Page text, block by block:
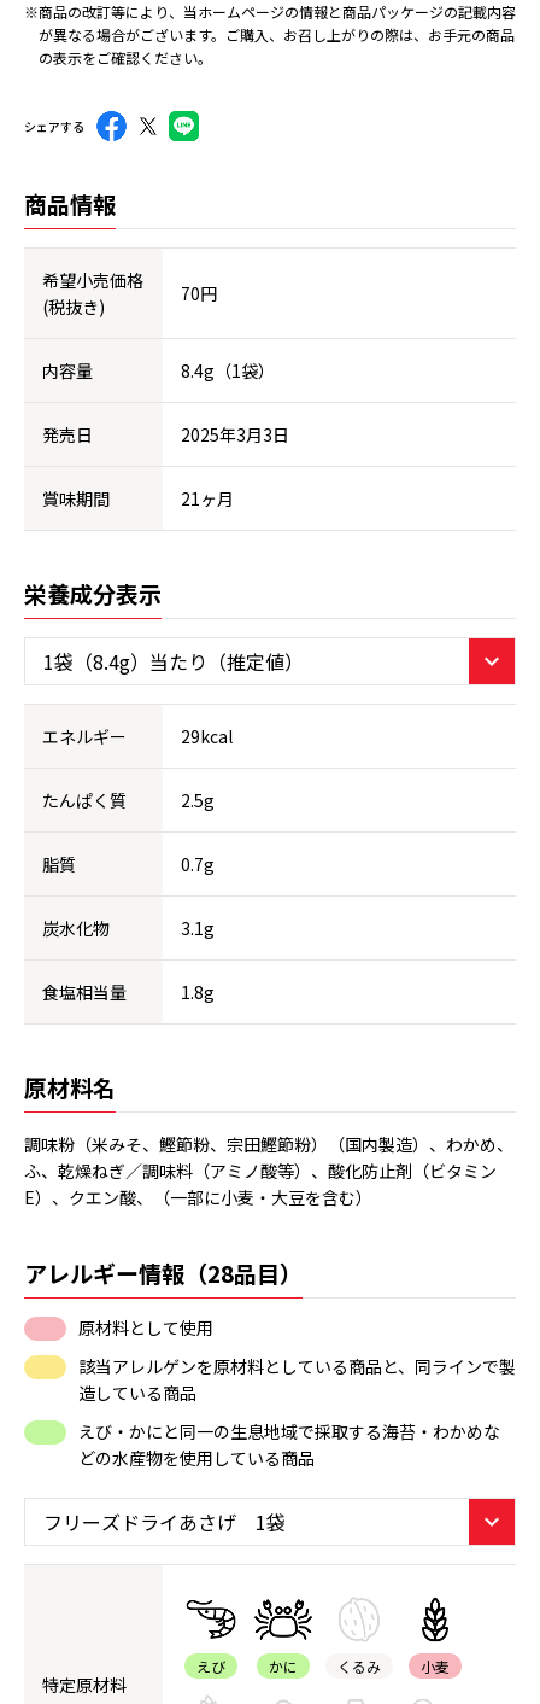
※商品の改訂等により、当ホームページの情報と商品パッケージの記載内容
が異なる場合がございます。ご購入、お召し上がりの際は、お手元の商品
の表示をご確認ください。
シェアする
商品情報
希望小売価格
(税抜き)
70円
内容量 8.4g（1袋）
発売日 2025年3月3日
賞味期間 21ヶ月
栄養成分表示
エネルギー 29kcal
たんぱく質 2.5g
脂質 0.7g
炭水化物 3.1g
食塩相当量 1.8g
原材料名
調味粉（米みそ、鰹節粉、宗田鰹節粉）（国内製造）、わかめ、
ふ、乾燥ねぎ／調味料（アミノ酸等）、酸化防止剤（ビタミン
E）、クエン酸、（一部に小麦・大豆を含む）
アレルギー情報（28品目）
原材料として使用
該当アレルゲンを原材料としている商品と、同ラインで製
造している商品
えび・かにと同一の生息地域で採取する海苔・わかめな
どの水産物を使用している商品
特定原材料
えび かに くるみ 小麦